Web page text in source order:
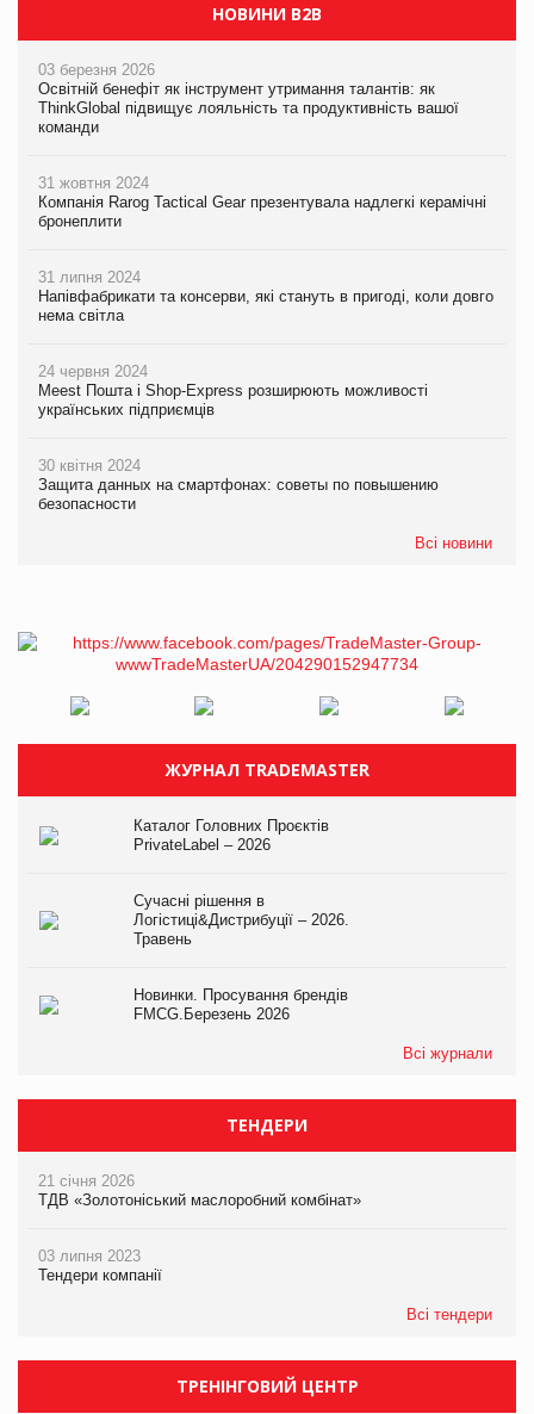
НОВИНИ B2B
03 березня 2026
Освітній бенефіт як інструмент утримання талантів: як
ThinkGlobal підвищує лояльність та продуктивність вашої
команди
31 жовтня 2024
Компанія Rarog Tactical Gear презентувала надлегкі керамічні
бронеплити
31 липня 2024
Напівфабрикати та консерви, які стануть в пригоді, коли довго
нема світла
24 червня 2024
Meest Пошта і Shop-Express розширюють можливості
українських підприємців
30 квітня 2024
Защита данных на смартфонах: советы по повышению
безопасности
Всі новини
ЖУРНАЛ TRADEMASTER
Каталог Головних Проєктів
PrivateLabel – 2026
Сучасні рішення в
Логістиці&Дистрибуції – 2026.
Травень
Новинки. Просування брендів
FMCG.Березень 2026
Всі журнали
ТЕНДЕРИ
21 січня 2026
ТДВ «Золотоніський маслоробний комбінат»
03 липня 2023
Тендери компанії
Всі тендери
ТРЕНІНГОВИЙ ЦЕНТР